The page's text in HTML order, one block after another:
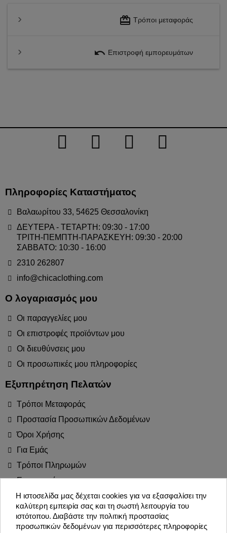
redeem Τρόποι μεταφοράς
undo Επιστροφή εμπορευμάτων
Πληροφορίες Καταστήματος
Βαλαωρίτου 33, 54625 Θεσσαλονίκη
ΔΕΥΤΕΡΑ - ΤΕΤΑΡΤΗ: 09:30 - 17:00
ΤΡΙΤΗ-ΠΕΜΠΤΗ-ΠΑΡΑΣΚΕΥΗ: 09:30 - 20:00
ΣΑΒΒΑΤΟ: 10:30 - 16:00
2310 262807
info@chicaclothing.com
Ο λογαριασμός μου
Οι παραγγελίες μου
Οι επιστροφές προϊόντων μου
Οι διευθύνσεις μου
Οι προσωπικές μου πληροφορίες
Εξυπηρέτηση Πελατών
Τρόποι Μεταφοράς
Προστασία Προσωπικών Δεδομένων
Όροι Χρήσης
Για Εμάς
Τρόποι Πληρωμών
Επιστροφές
Blog
Join the Party!
Η ιστοσελίδα μας δέχεται cookies για να εξασφαλίσει την
καλύτερη εμπειρία σας και τη σωστή λειτουργία του
ιστότοπου. Διαβάστε την πολιτική προστασίας
προσωπικών δεδομένων για περισσότερες πληροφορίες